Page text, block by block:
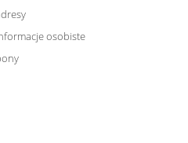
osobiste